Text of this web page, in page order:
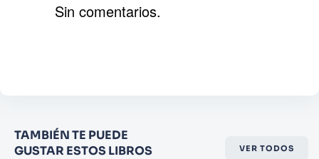
Califique el producto de 1 a 5
estrellas
Sin comentarios.
TAMBIÉN TE PUEDE
GUSTAR ESTOS LIBROS
VER TODOS